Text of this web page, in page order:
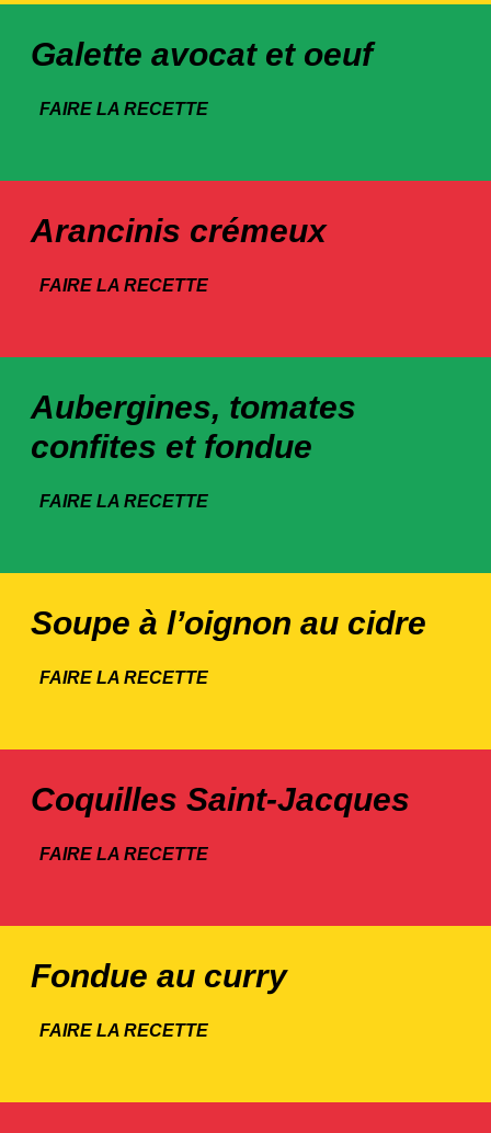
Galette avocat et oeuf
FAIRE LA RECETTE
Arancinis crémeux
FAIRE LA RECETTE
Aubergines, tomates
confites et fondue
FAIRE LA RECETTE
Soupe à l’oignon au cidre
FAIRE LA RECETTE
Coquilles Saint-Jacques
FAIRE LA RECETTE
Fondue au curry
FAIRE LA RECETTE